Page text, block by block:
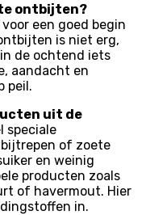
ontbijten?
een goed begin
is niet erg,
de ochtend iets
aandacht en
peil.
uit de
speciale
of zoete
en weinig
producten zoals
of havermout. Hier
in.